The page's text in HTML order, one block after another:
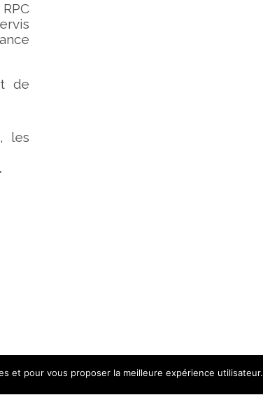
de
les
et pour vous proposer la meilleure expérience utilisateur.